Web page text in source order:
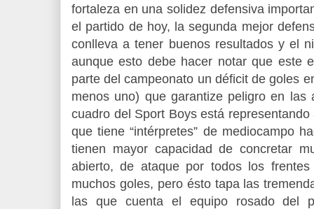
fortaleza en una solidez defensiva
el partido de hoy, la segunda mejor
conlleva a tener buenos resultados y el
aunque esto debe hacer notar que este
parte del campeonato un déficit de goles
menos uno) que garantize peligro en las
cuadro del Sport Boys está
que tiene “intérpretes” de mediocampo
tienen mayor capacidad de concretar
abierto, de ataque por todos los
muchos goles, pero ésto tapa las
las que cuenta el equipo rosado del